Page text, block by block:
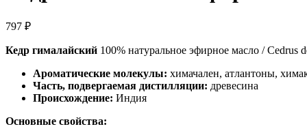
797 ₽
Кедр гималайский 100% натуральное эфирное масло / Cedrus
Ароматические молекулы: химачален, атлантоны,
Часть, подвергаемая дистилляции: древесина
Происхождение: Индия
Основные свойства: